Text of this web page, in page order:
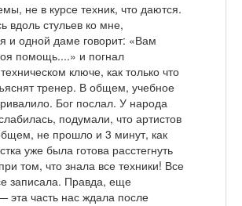
не в курсе техник, что даются.
вдоль стульев ко мне,
и одной даме говорит: «Вам
помощь....» и погнал
ключе, как только что
тренер. В общем, учебное
Бог послал. У народа
подумали, что артистов
не прошло и 3 минут, как
уже была готова расстегнуть
том, что знала все техники! Все
записала. Правда, еще
эта часть нас ждала после